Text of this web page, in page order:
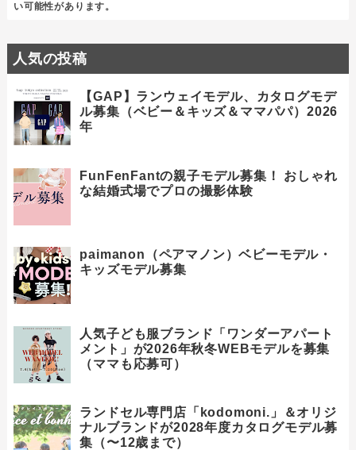
い可能性があります。
人気の投稿
【GAP】ランウェイモデル、カタログモデ
ル募集（ベビー＆キッズ＆ママパパ）2026
年
FunFenFantの親子モデル募集！ おしゃれ
な結婚式場でプロの撮影体験
paimanon（ペアマノン）ベビーモデル・
キッズモデル募集
人気子ども服ブランド「ワンダーアパート
メント」が2026年秋冬WEBモデルを募集
（ママも応募可）
ランドセル専門店「kodomoni.」＆オリジ
ナルブランドが2028年度カタログモデル募
集（〜12歳まで）